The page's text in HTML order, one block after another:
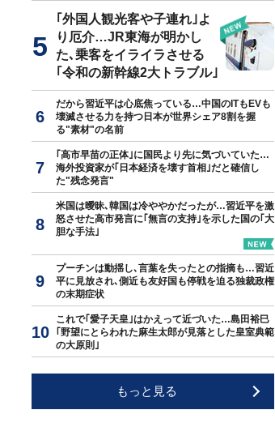
｢外国人観光客や子連れ｣よ
り厄介…JR東海が明かし
た､乗客をイライラさせる
｢令和の新幹線2大トラブル｣
だから習近平は心底焦っている…中国のITもEVも
壊滅させる力を持つ日本が世界シェア8割を握
る"素材"の名前
｢高市早苗の正体｣に国民より先に気づいていた…
海外投資家が｢日本経済を壊す首相｣だと確信し
た"残念発言"
米国は曖昧､韓国は冷ややかだったが…習近平を激
怒させた高市発言に｢無言の支持｣を示した国の｢大
胆な手法｣
プーチンは動揺し､言葉を失ったとの指摘も…習近
平に見放され､側近も友好国も停戦を迫る独裁政権
の末期症状
これで｢愛子天皇｣はかえって近づいた…島田裕巳
｢野望にとらわれた麻生太郎が見落とした皇室典範
の大原則｣
もっと見る